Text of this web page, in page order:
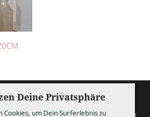
Deine Privatsphäre
Cookies, um Dein Surferlebnis zu